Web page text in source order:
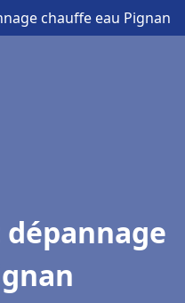
chauffe eau Pignan